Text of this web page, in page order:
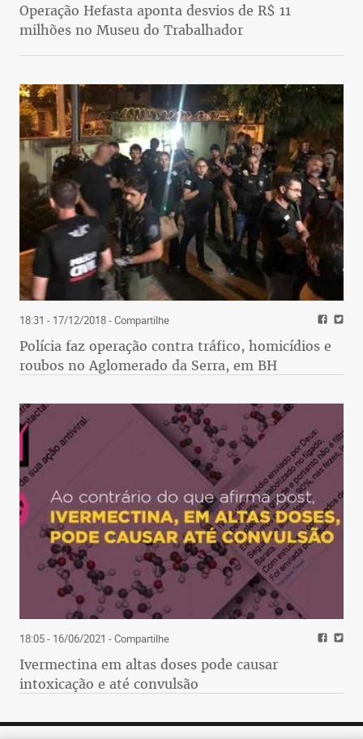
Operação Hefasta aponta desvios de R$ 11
milhões no Museu do Trabalhador
18:31 - 17/12/2018- Compartilhe
Polícia faz operação contra tráfico, homicídios e
roubos no Aglomerado da Serra, em BH
18:05 - 16/06/2021 - Compartilhe
Ivermectina em altas doses pode causar
intoxicação e até convulsão